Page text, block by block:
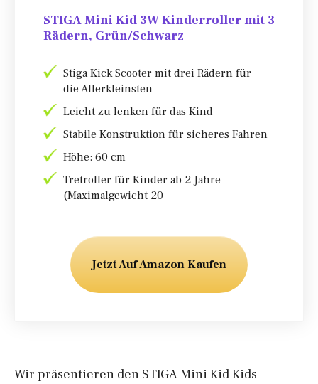
STIGA Mini Kid 3W Kinderroller mit 3
Rädern, Grün/Schwarz
Stiga Kick Scooter mit drei Rädern für
die Allerkleinsten
Leicht zu lenken für das Kind
Stabile Konstruktion für sicheres Fahren
Höhe: 60 cm
Tretroller für Kinder ab 2 Jahre
(Maximalgewicht 20
Jetzt Auf Amazon Kaufen
Wir präsentieren den STIGA Mini Kid Kids